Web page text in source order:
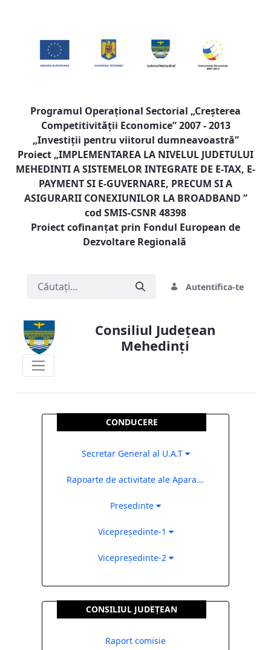
Programul Operaţional Sectorial „Creşterea
Competitivităţii Economice” 2007 - 2013
„Investiţii pentru viitorul dumneavoastră”
Proiect „IMPLEMENTAREA LA NIVELUL JUDETULUI
MEHEDINTI A SISTEMELOR INTEGRATE DE E-TAX, E-
PAYMENT SI E-GUVERNARE, PRECUM SI A
ASIGURARII CONEXIUNILOR LA BROADBAND ”
cod SMIS-CSNR 48398
Proiect cofinanţat prin Fondul European de
Dezvoltare Regională
Autentifica-te
Consiliul Județean
Mehedinți
CONDUCERE
Secretar General al U.A.T
Rapoarte de activitate ale Aparatului de Specialitate al Consiliului Județean Mehedinți
Președinte
Vicepreședinte-1
Vicepreședinte-2
CONSILIUL JUDEȚEAN
Raport comisie